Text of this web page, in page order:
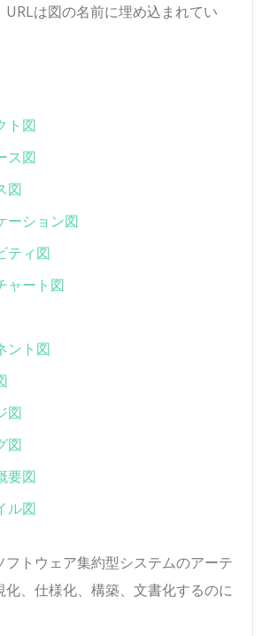
は図の名前に埋め込まれてい
ト図
ス図
図
ーション図
ティ図
ャート図
ント図
図
図
要図
ル図
フトウェア集約型システムのアーテ
化、仕様化、構築、文書化するのに